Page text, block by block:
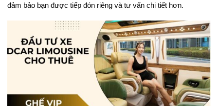
đảm bảo bạn được tiếp đón riêng và tư vấn chi tiết hơn.